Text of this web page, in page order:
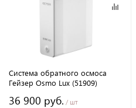
Система обратного осмоса
Гейзер Osmo Lux (51909)
36 900 руб. / шт